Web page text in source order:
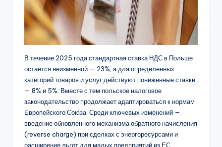
В течение 2025 года стандартная ставка НДС в Польше
остается неизменной — 23%, а для определенных
категорий товаров и услуг действуют пониженные ставки
— 8% и 5%. Вместе с тем польское налоговое
законодательство продолжает адаптироваться к нормам
Европейского Союза. Среди ключевых изменений —
введение обновленного механизма обратного начисления
(reverse charge) при сделках с энергоресурсами и
расширение льгот для малых предприятий из ЕС,